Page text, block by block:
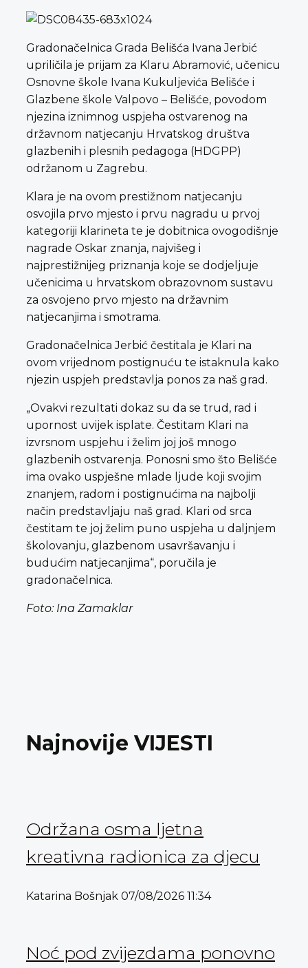
Gradonačelnica Grada Belišća Ivana Jerbić
upriličila je prijam za Klaru Abramović, učenicu
Osnovne škole Ivana Kukuljevića Belišće i
Glazbene škole Valpovo – Belišće, povodom
njezina iznimnog uspjeha ostvarenog na
državnom natjecanju Hrvatskog društva
glazbenih i plesnih pedagoga (HDGPP)
održanom u Zagrebu.
Klara je na ovom prestižnom natjecanju
osvojila prvo mjesto i prvu nagradu u prvoj
kategoriji klarineta te je dobitnica ovogodišnje
nagrade Oskar znanja, najvišeg i
najprestižnijeg priznanja koje se dodjeljuje
učenicima u hrvatskom obrazovnom sustavu
za osvojeno prvo mjesto na državnim
natjecanjima i smotrama.
Gradonačelnica Jerbić čestitala je Klari na
ovom vrijednom postignuću te istaknula kako
njezin uspjeh predstavlja ponos za naš grad.
„Ovakvi rezultati dokaz su da se trud, rad i
upornost uvijek isplate. Čestitam Klari na
izvrsnom uspjehu i želim joj još mnogo
glazbenih ostvarenja. Ponosni smo što Belišće
ima ovako uspješne mlade ljude koji svojim
znanjem, radom i postignućima na najbolji
način predstavljaju naš grad. Klari od srca
čestitam te joj želim puno uspjeha u daljnjem
školovanju, glazbenom usavršavanju i
budućim natjecanjima“, poručila je
gradonačelnica.
Foto: Ina Zamaklar
Najnovije VIJESTI
Održana osma ljetna
kreativna radionica za djecu
Katarina Bošnjak 07/08/2026 11:34
Noć pod zvijezdama ponovno